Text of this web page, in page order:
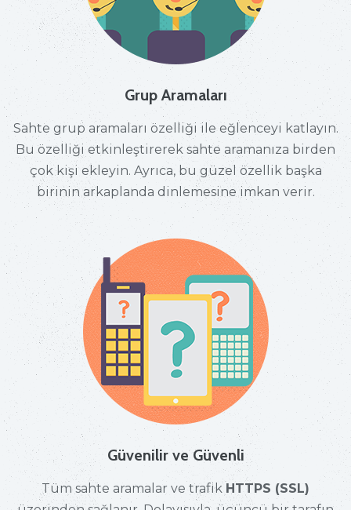
Grup Aramaları
Sahte grup aramaları özelliği ile eğlenceyi katlayın.
Bu özelliği etkinleştirerek sahte aramanıza birden
çok kişi ekleyin. Ayrıca, bu güzel özellik başka
birinin arkaplanda dinlemesine imkan verir.
Güvenilir ve Güvenli
Tüm sahte aramalar ve trafik HTTPS (SSL)